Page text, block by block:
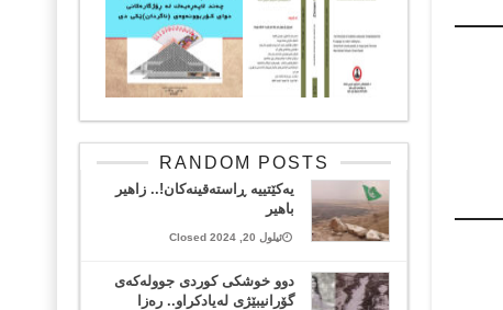
RANDOM POSTS
یەکێتییە ڕاستەقینەکان!.. زاهیر
باهیر
ئیلول 20, 2024 Closed
دوو خوشکی کوردی جوولەکەی
گۆرانیبێژی لەیادکراو.. رەزا